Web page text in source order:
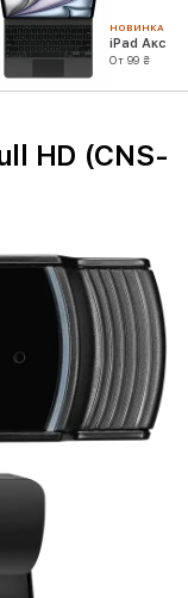
НОВИНКА
iPad
От 99 ₴
HD (CNS-